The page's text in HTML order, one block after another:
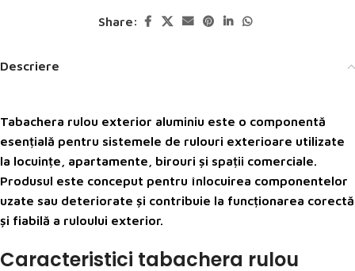
Share:
Descriere
Tabachera rulou exterior aluminiu este o componentă
esențială pentru sistemele de rulouri exterioare utilizate
la locuințe, apartamente, birouri și spații comerciale.
Produsul este conceput pentru înlocuirea componentelor
uzate sau deteriorate și contribuie la funcționarea corectă
și fiabilă a ruloului exterior.
Caracteristici tabachera rulou